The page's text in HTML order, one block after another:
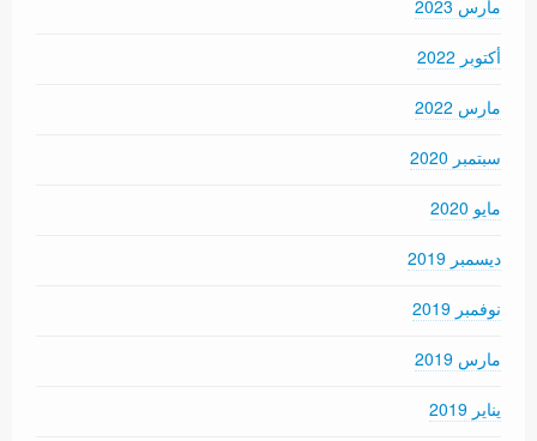
مارس 2023
أكتوبر 2022
مارس 2022
سبتمبر 2020
مايو 2020
ديسمبر 2019
نوفمبر 2019
مارس 2019
يناير 2019